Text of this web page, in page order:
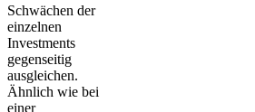
Schwächen der
einzelnen
Investments
gegenseitig
ausgleichen.
Ähnlich wie bei
einer